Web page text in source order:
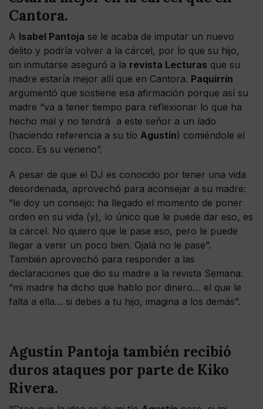
Cantora.
A Isabel Pantoja se le acaba de imputar un nuevo
delito y podría volver a la cárcel, por lo que su hijo,
sin inmutarse aseguró a la revista Lecturas que su
madre estaría mejor allí que en Cantora. Paquirrín
argumentó que sostiene esa afirmación porque así su
madre “va a tener tiempo para reflexionar lo que ha
hecho mal y no tendrá a este señor a un lado
(haciendo referencia a su tío Agustín) comiéndole el
coco. Es su veneno”.
A pesar de que el DJ es conocido por tener una vida
desordenada, aprovechó para aconsejar a su madre:
“le doy un consejo: ha llegado el momento de poner
orden en su vida (y), lo único que le puede dar eso, es
la cárcel. No quiero que le pase eso, pero le puede
llegar a venir un poco bien. Ojalá no le pase”.
También aprovechó para responder a las
declaraciones que dio su madre a la revista Semana:
“mi madre ha dicho que hablo por dinero… el que le
falta a ella… si debes a tu hijo, imagina a los demás”.
Agustín Pantoja también recibió
duros ataques por parte de Kiko
Rivera.